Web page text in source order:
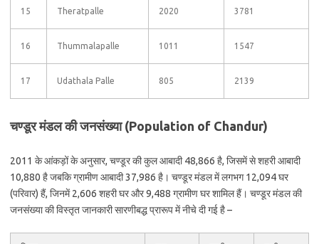
15 Theratpalle 2020 3781
16 Thummalapalle 1011 1547
17 Udathala Palle 805 2139
चण्डूर मंडल की जनसंख्या (Population of Chandur)
2011 के आंकड़ों के अनुसार, चण्डूर की कुल आबादी 48,866 है, जिसमें से शहरी आबादी
10,880 है जबकि ग्रामीण आबादी 37,986 है। चण्डूर मंडल में लगभग 12,094 घर
(परिवार) हैं, जिनमें 2,606 शहरी घर और 9,488 ग्रामीण घर शामिल हैं। चण्डूर मंडल की
जनसंख्या की विस्तृत जानकारी सारणीबद्ध प्रारूप में नीचे दी गई है –